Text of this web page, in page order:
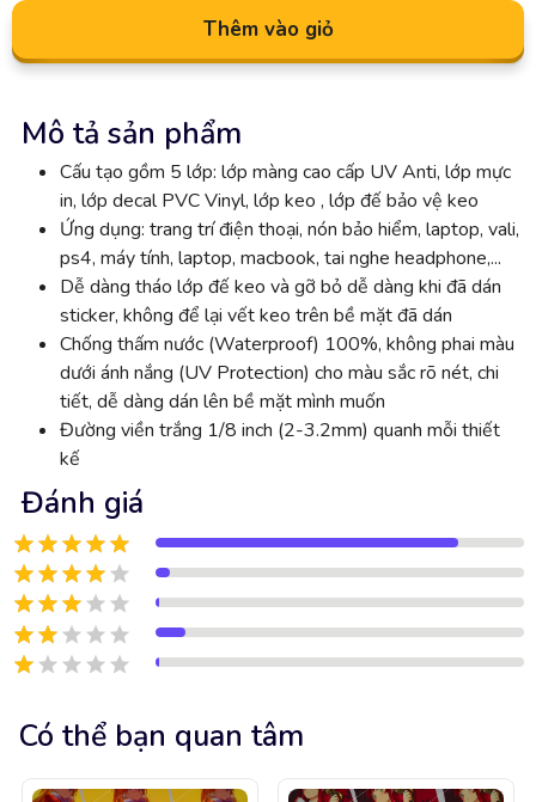
Thêm vào giỏ
Mô tả sản phẩm
Cấu tạo gồm 5 lớp: lớp màng cao cấp UV Anti, lớp mực
in, lớp decal PVC Vinyl, lớp keo , lớp đế bảo vệ keo
Ứng dụng: trang trí điện thoại, nón bảo hiểm, laptop, vali,
ps4, máy tính, laptop, macbook, tai nghe headphone,...
Dễ dàng tháo lớp đế keo và gỡ bỏ dễ dàng khi đã dán
sticker, không để lại vết keo trên bề mặt đã dán
Chống thấm nước (Waterproof) 100%, không phai màu
dưới ánh nắng (UV Protection) cho màu sắc rõ nét, chi
tiết, dễ dàng dán lên bề mặt mình muốn
Đường viền trắng 1/8 inch (2-3.2mm) quanh mỗi thiết
kế
Đánh giá
Có thể bạn quan tâm